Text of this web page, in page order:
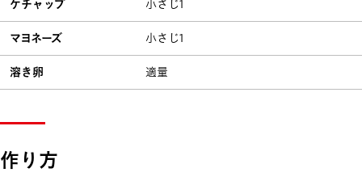
ケチャップ 小さじ1
マヨネーズ 小さじ1
溶き卵 適量
作り方